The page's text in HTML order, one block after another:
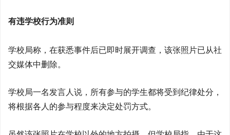
有违学校行为准则
学校局称，在获悉事件后已即时展开调查，该张照片已从社
交媒体中删除。
学校局一名发言人说，所有参与的学生都将受到纪律处分，
将根据各人的参与程度来决定处罚方式。